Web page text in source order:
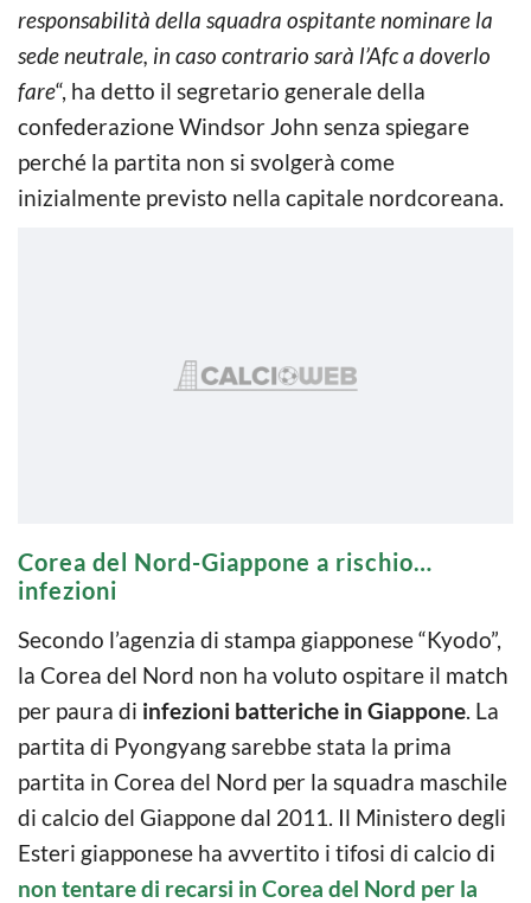
responsabilità della squadra ospitante nominare la
sede neutrale, in caso contrario sarà l’Afc a doverlo
fare“, ha detto il segretario generale della
confederazione Windsor John senza spiegare
perché la partita non si svolgerà come
inizialmente previsto nella capitale nordcoreana.
Corea del Nord-Giappone a rischio…
infezioni
Secondo l’agenzia di stampa giapponese “Kyodo”,
la Corea del Nord non ha voluto ospitare il match
per paura di infezioni batteriche in Giappone. La
partita di Pyongyang sarebbe stata la prima
partita in Corea del Nord per la squadra maschile
di calcio del Giappone dal 2011. Il Ministero degli
Esteri giapponese ha avvertito i tifosi di calcio di
non tentare di recarsi in Corea del Nord per la